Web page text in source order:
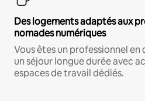
Des logements adaptés aux
nomades numériques
Vous êtes un professionnel
un séjour longue durée avec
espaces de travail dédiés.